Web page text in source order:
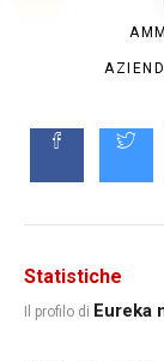
Statistiche
Il profilo di Eureka